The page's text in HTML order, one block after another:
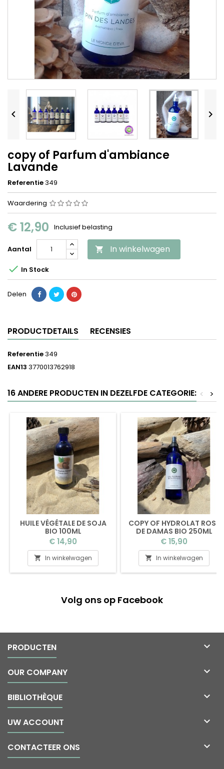
 
copy of Parfum d'ambiance
Lavande
Referentie349
Waardering
€ 12,90 Inclusief belasting
Aantal  In winkelwagen
 In Stock
Delen
PRODUCTDETAILS RECENSIES
Referentie349
EAN13 3770013762918
16 ANDERE PRODUCTEN IN DEZELFDE CATEGORIE: >
<
HUILE VÉGÉTALE DE SOJA
BIO 100ML
Prijs
€ 14,90
 In winkelwagen
COPY OF HYDROLAT ROSE
DE DAMAS BIO 250ML
(BOUCHON)
Prijs
€ 15,90
 In winkelwagen
Volg ons op Facebook
PRODUCTEN 
OUR COMPANY 
BIBLIOTHÈQUE 
UW ACCOUNT 
CONTACTEER ONS 